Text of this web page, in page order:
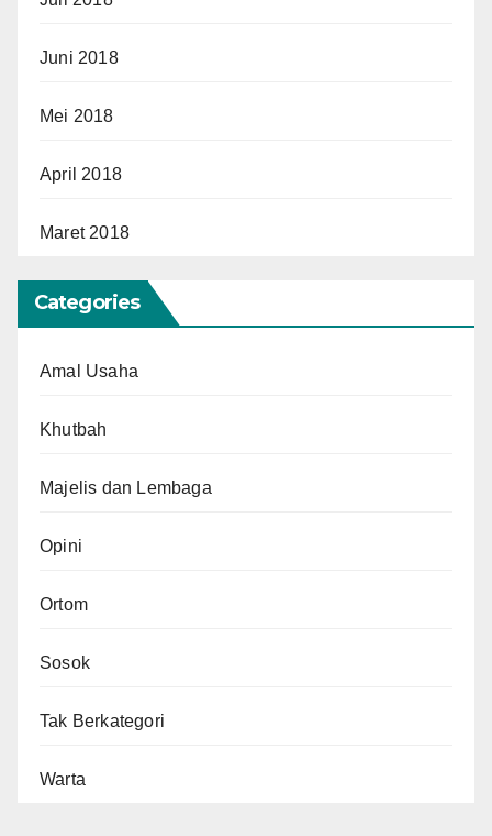
Juni 2018
Mei 2018
April 2018
Maret 2018
Categories
Amal Usaha
Khutbah
Majelis dan Lembaga
Opini
Ortom
Sosok
Tak Berkategori
Warta